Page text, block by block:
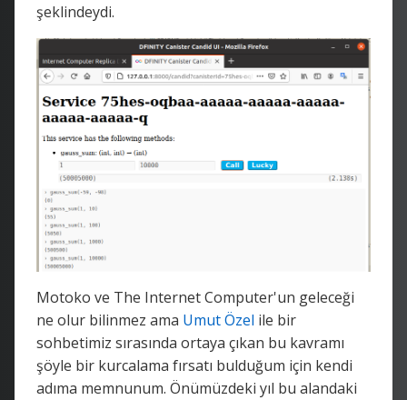
şeklindeydi.
Motoko ve The Internet Computer'un geleceği
ne olur bilinmez ama Umut Özel ile bir
sohbetimiz sırasında ortaya çıkan bu kavramı
şöyle bir kurcalama fırsatı bulduğum için kendi
adıma memnunum. Önümüzdeki yıl bu alandaki